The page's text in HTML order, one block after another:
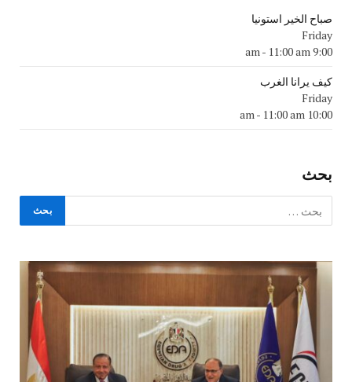
صباح الخير استونيا
Friday
9:00 am
- 11:00 am
كيف يرانا الغرب
Friday
10:00 am
- 11:00 am
بحث